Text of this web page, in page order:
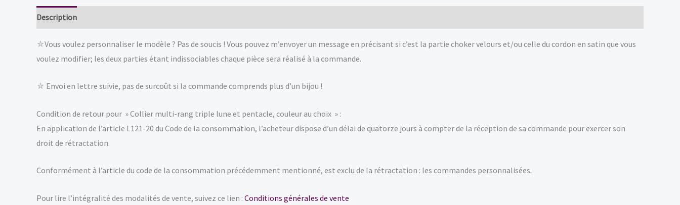
et
au
Description
⛥Vous voulez personnaliser le modèle ? Pas de soucis ! Vous pouvez m’envoyer un message en précisant si c’est la partie choker velours et/ou celle du cordon en satin que vous
voulez modifier; les deux parties étant indissociables chaque pièce sera réalisé à la commande.
⛥ Envoi en lettre suivie, pas de surcoût si la commande comprends plus d’un bijou !
Condition de retour pour » Collier multi-rang triple lune et pentacle, couleur au choix » :
En application de l’article L121-20 du Code de la consommation, l’acheteur dispose d’un délai de quatorze jours à compter de la réception de sa commande pour exercer son
droit de rétractation.
Conformément à l’article du code de la consommation précédemment mentionné, est exclu de la rétractation : les commandes personnalisées.
Pour lire l’intégralité des modalités de vente, suivez ce lien : Conditions générales de vente